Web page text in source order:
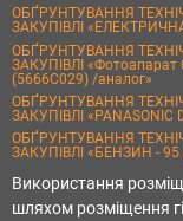
ОБҐРУНТУВАННЯ
ЗАКУПІВЛІ
ОБҐРУНТУВАННЯ
ЗАКУПІВЛІ «Фотоапарат
(5666C029) /аналог»
ОБҐРУНТУВАННЯ
ЗАКУПІВЛІ «PANASONIC
ОБҐРУНТУВАННЯ
ЗАКУПІВЛІ «БЕНЗИН -
Використання
шляхом розміщення